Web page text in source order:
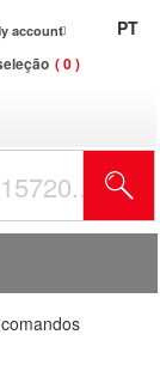
account
0
PT